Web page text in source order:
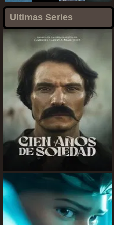
Ultimas Series